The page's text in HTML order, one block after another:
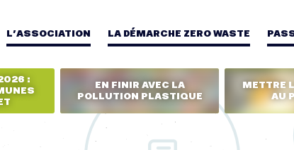
L’ASSOCIATION LA DÉMARCHE ZERO WASTE
:
EN FINIR AVEC LA
POLLUTION PLASTIQUE
METTRE
AU